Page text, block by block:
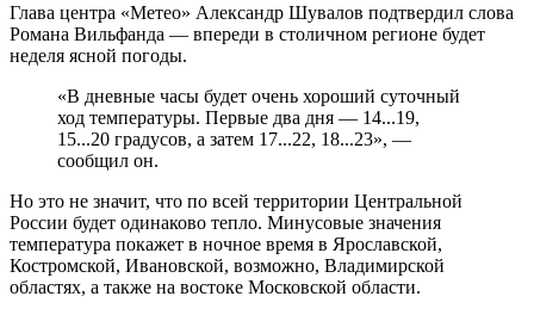
Глава центра «Метео» Александр Шувалов подтвердил слова
Романа Вильфанда — впереди в столичном регионе будет
неделя ясной погоды.
«В дневные часы будет очень хороший суточный
ход температуры. Первые два дня — 14...19,
15...20 градусов, а затем 17...22, 18...23», —
сообщил он.
Но это не значит, что по всей территории Центральной
России будет одинаково тепло. Минусовые значения
температура покажет в ночное время в Ярославской,
Костромской, Ивановской, возможно, Владимирской
областях, а также на востоке Московской области.